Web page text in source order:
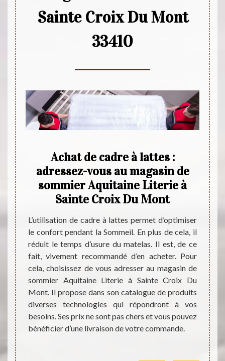
Sainte Croix Du Mont
33410
un
à la
site
Achat de cadre à lattes :
adressez-vous au magasin de
sommier Aquitaine Literie à
Sainte Croix Du Mont
L’utilisation de cadre à lattes permet d’optimiser
le confort pendant la Sommeil. En plus de cela, il
réduit le temps d’usure du matelas. Il est, de ce
fait, vivement recommandé d’en acheter. Pour
cela, choisissez de vous adresser au magasin de
sommier Aquitaine Literie à Sainte Croix Du
Mont. Il propose dans son catalogue de produits
diverses technologies qui répondront à vos
besoins. Ses prix ne sont pas chers et vous pouvez
bénéficier d’une livraison de votre commande.
de
Le
des
des